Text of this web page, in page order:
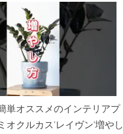
単オススメのインテリアプ
クルカス’レイヴン’増やし